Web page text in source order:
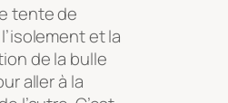
tente de
et la
de la bulle
aller à la